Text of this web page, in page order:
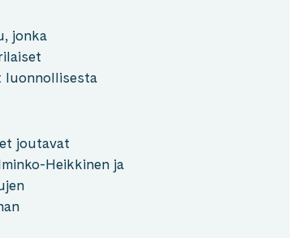
jonka
luonnollisesta
joutavat
Heikkinen ja